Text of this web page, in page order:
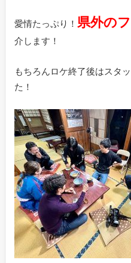
愛情たっぷり！ 県外の
介します！
もちろんロケ終了後はスタ
た！